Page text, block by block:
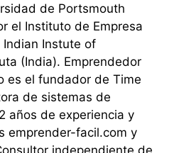
de Portsmouth
el Instituto de Empresa
Instute of
(India). Emprendedor
es el fundador de Time
de sistemas de
años de experiencia y
emprender-facil.com y